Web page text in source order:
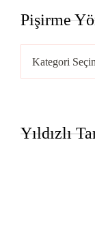
Pişirme
Yöntemleri
Yıldızlı